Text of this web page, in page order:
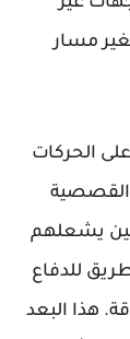
مسار
الحركات
القصصية
يشعلهم
للدفاع
هذا البعد